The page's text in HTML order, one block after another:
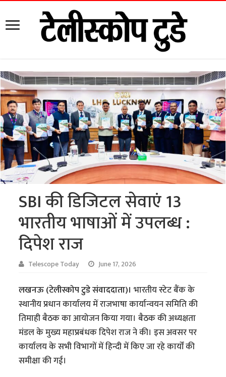
SBI की डिजिटल सेवाएं 13
भारतीय भाषाओं में उपलब्ध :
दिपेश राज
Telescope Today June 17, 2026
लखनऊ (टेलीस्कोप टुडे संवाददाता)। भारतीय स्टेट बैंक के
स्थानीय प्रधान कार्यालय में राजभाषा कार्यान्वयन समिति की
तिमाही बैठक का आयोजन किया गया। बैठक की अध्यक्षता
मंडल के मुख्य महाप्रबंधक दिपेश राज ने की। इस अवसर पर
कार्यालय के सभी विभागों में हिन्दी में किए जा रहे कार्यों की
समीक्षा की गई।